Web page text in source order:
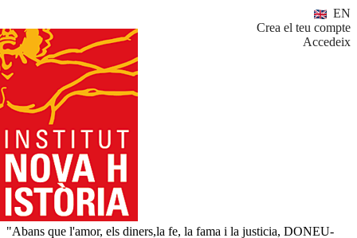
EN
Crea el teu compte
Accedeix
"Abans que l'amor, els diners,la fe, la fama i la justicia, DONEU-